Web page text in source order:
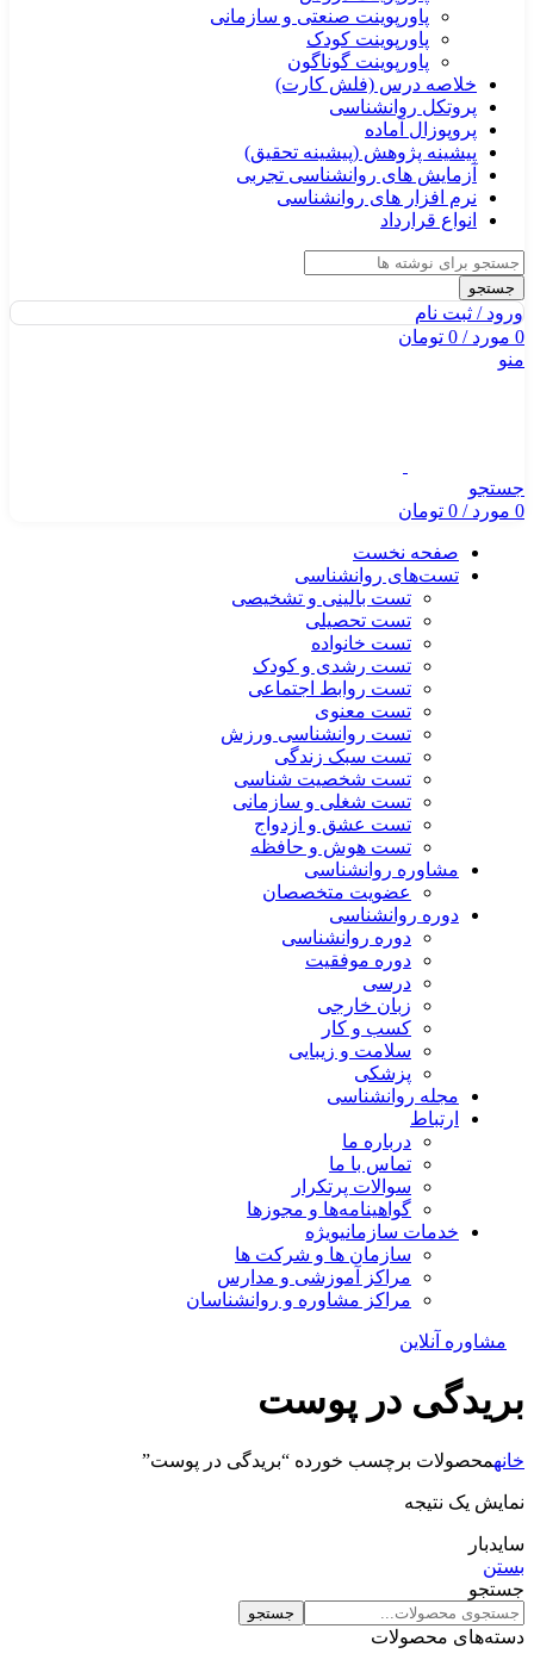
پاورپوینت صنعتی و سازمانی
پاورپوینت کودک
پاورپوینت گوناگون
خلاصه درس (فلش کارت)
پروتکل روانشناسی
پروپوزال آماده
پیشینه پژوهش (پیشینه تحقیق)
آزمایش های روانشناسی تجربی
نرم افزار های روانشناسی
انواع قرارداد
جستجو
ورود / ثبت نام
0 مورد/
0 تومان
منو
جستجو
0 مورد/
0 تومان
صفحه نخست
تست‌های روانشناسی
تست بالینی و تشخیصی
تست تحصیلی
تست خانواده
تست رشدی و کودک
تست روابط اجتماعی
تست معنوی
تست روانشناسی ورزش
تست سبک زندگی
تست شخصیت شناسی
تست شغلی و سازمانی
تست عشق و ازدواج
تست هوش و حافظه
مشاوره روانشناسی
عضویت متخصصان
دوره روانشناسی
دوره روانشناسی
دوره موفقیت
درسی
زبان خارجی
کسب و کار
سلامت و زیبایی
پزشکی
مجله روانشناسی
ارتباط
درباره ما
تماس با ما
سوالات پرتکرار
گواهینامه‌ها و مجوزها
خدمات سازمانیویژه
سازمان ها و شرکت ها
مراکز آموزشی و مدارس
مراکز مشاوره و روانشناسان
مشاوره آنلاین
بریدگی در پوست
خانهمحصولات برچسب خورده “بریدگی در پوست”
نمایش یک نتیجه
سایدبار
بستن
جستجو
جستجو
دسته‌های محصولات